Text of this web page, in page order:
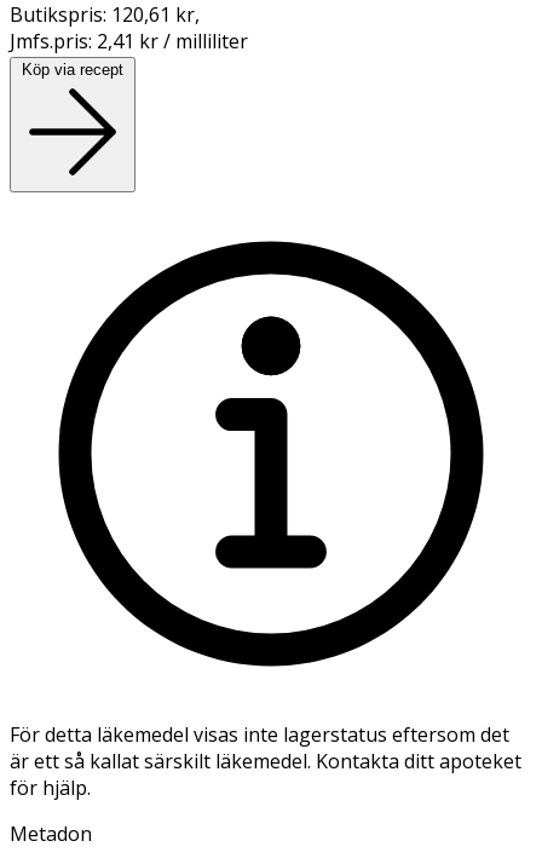
Butikspris: 120,61 kr,
Jmfs.pris: 2,41 kr / milliliter
Köp via recept
För detta läkemedel visas inte lagerstatus eftersom det
är ett så kallat särskilt läkemedel. Kontakta ditt apoteket
för hjälp.
Metadon